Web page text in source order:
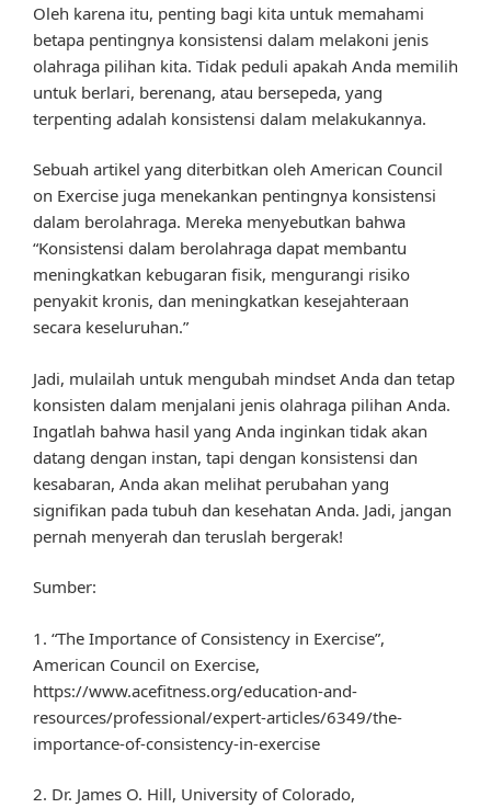
Oleh karena itu, penting bagi kita untuk memahami
betapa pentingnya konsistensi dalam melakoni jenis
olahraga pilihan kita. Tidak peduli apakah Anda memilih
untuk berlari, berenang, atau bersepeda, yang
terpenting adalah konsistensi dalam melakukannya.
Sebuah artikel yang diterbitkan oleh American Council
on Exercise juga menekankan pentingnya konsistensi
dalam berolahraga. Mereka menyebutkan bahwa
“Konsistensi dalam berolahraga dapat membantu
meningkatkan kebugaran fisik, mengurangi risiko
penyakit kronis, dan meningkatkan kesejahteraan
secara keseluruhan.”
Jadi, mulailah untuk mengubah mindset Anda dan tetap
konsisten dalam menjalani jenis olahraga pilihan Anda.
Ingatlah bahwa hasil yang Anda inginkan tidak akan
datang dengan instan, tapi dengan konsistensi dan
kesabaran, Anda akan melihat perubahan yang
signifikan pada tubuh dan kesehatan Anda. Jadi, jangan
pernah menyerah dan teruslah bergerak!
Sumber:
1. “The Importance of Consistency in Exercise”,
American Council on Exercise,
https://www.acefitness.org/education-and-
resources/professional/expert-articles/6349/the-
importance-of-consistency-in-exercise
2. Dr. James O. Hill, University of Colorado,